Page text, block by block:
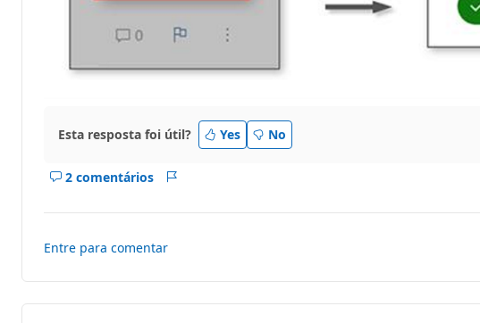
Esta resposta foi útil? Yes No
2 comentários
Mostrar
resposta
Entre para comentar